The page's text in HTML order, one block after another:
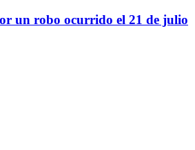
un robo ocurrido el 21 de julio